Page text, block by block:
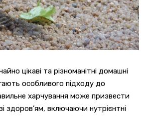
цікаві та різноманітні домашні
особливого підходу до
харчування може призвести
здоров’ям, включаючи нутрієнтні